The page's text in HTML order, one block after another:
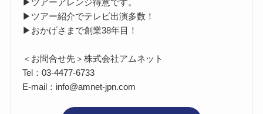
▶ツアー紹介でテレビ出演多数！
▶おかげさまで創業38年目！
＜お問合せ先＞株式会社アムネット
Tel：03-4477-6733
E-mail：info@amnet-jpn.com